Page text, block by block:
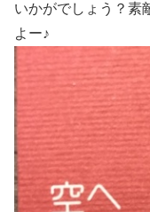
いかがでしょう？素
よー♪